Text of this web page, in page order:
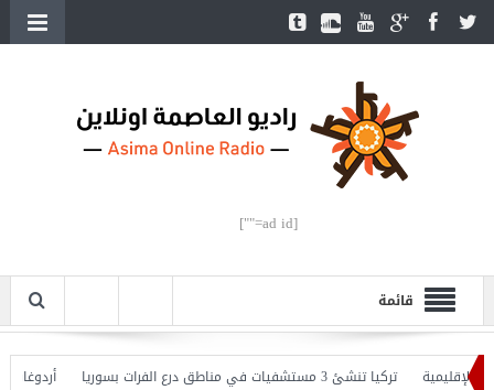
[ad id=""]
قائمة
تركيا تنشئ 3 مستشفيات في مناطق درع الفرات بسوريا
أردوغان